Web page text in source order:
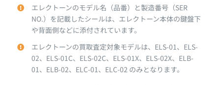
エレクトーンのモデル名（品番）と製造番号（SER
NO.）を記載したシールは、エレクトーン本体の鍵盤下
や背面側などに添付されています。
エレクトーンの買取査定対象モデルは、ELS-01、ELS-
02、ELS-01C、ELS-02C、ELS-01X、ELS-02X、ELB-
01、ELB-02、ELC-01、ELC-02 のみとなります。